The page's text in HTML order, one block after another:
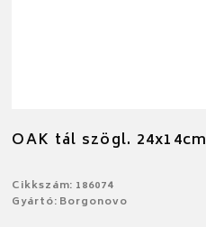
OAK tál szögl. 24x14cm
Cikkszám: 186074
Gyártó: Borgonovo